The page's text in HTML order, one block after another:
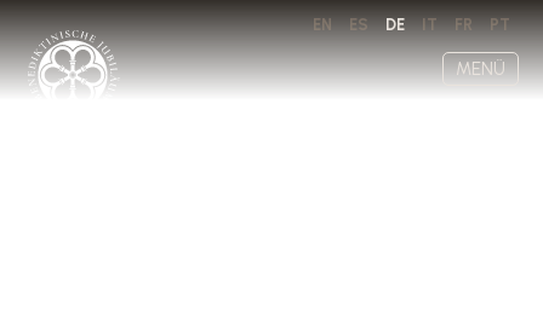
EN ES DE IT FR PT
MENÜ